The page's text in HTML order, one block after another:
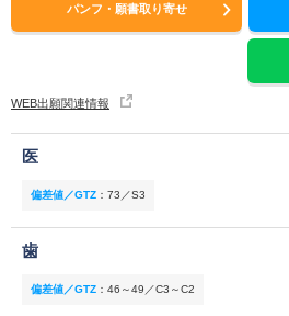
パンフ・願書取り寄せ
WEB出願関連情報
医
偏差値／GTZ ： 73／S3
歯
偏差値／GTZ ： 46～49／C3～C2